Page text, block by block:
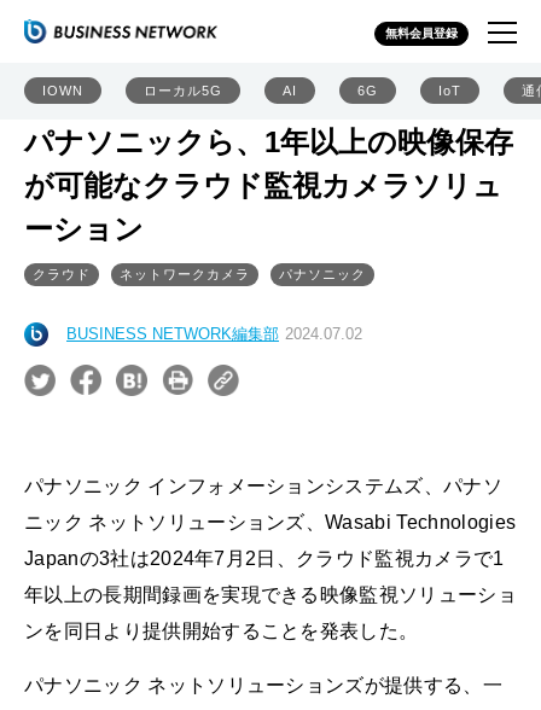
無料会員登録
IOWN ローカル5G AI 6G IoT 通
パナソニックら、1年以上の映像保存
が可能なクラウド監視カメラソリュ
ーション
クラウド ネットワークカメラ パナソニック
BUSINESS NETWORK編集部 2024.07.02
パナソニック インフォメーションシステムズ、パナソ
ニック ネットソリューションズ、Wasabi Technologies
Japanの3社は2024年7月2日、クラウド監視カメラで1
年以上の長期間録画を実現できる映像監視ソリューショ
ンを同日より提供開始することを発表した。
パナソニック ネットソリューションズが提供する、一